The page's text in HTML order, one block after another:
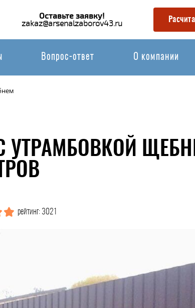
Оставьте заявку!
zakaz@arsenalzaborov43.ru
Вопрос-ответ О компании
УТРАМБОВКОЙ
рейтинг: 3021